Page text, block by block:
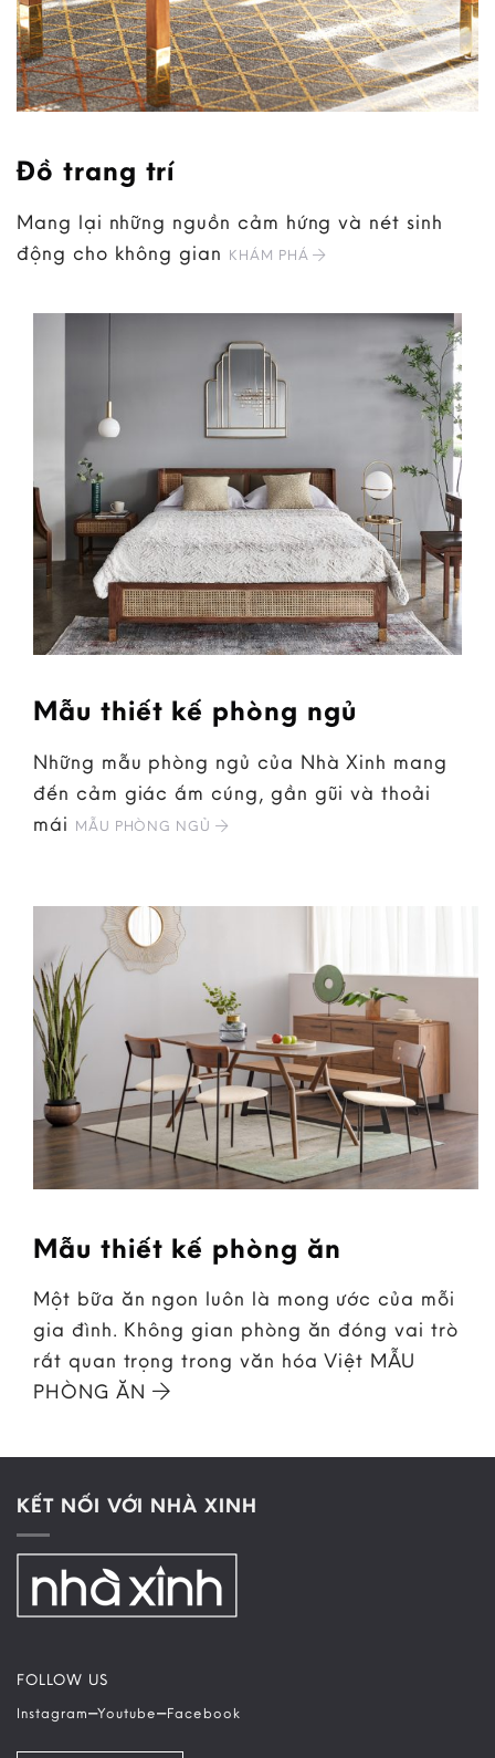
Đồ trang trí
Mang lại những nguồn cảm hứng và nét sinh
động cho không gian KHÁM PHÁ
Mẫu thiết kế phòng ngủ
Những mẫu phòng ngủ của Nhà Xinh mang
đến cảm giác ấm cúng, gần gũi và thoải
mái MẪU PHÒNG NGỦ
Mẫu thiết kế phòng ăn
Một bữa ăn ngon luôn là mong ước của mỗi
gia đình. Không gian phòng ăn đóng vai trò
rất quan trọng trong văn hóa Việt MẪU
PHÒNG ĂN
KẾT NỐI VỚI NHÀ XINH
FOLLOW US
Instagram–Youtube–Facebook